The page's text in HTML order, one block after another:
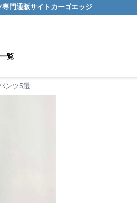
専門通販サイト カーゴエッジ
覧
ンツ5選